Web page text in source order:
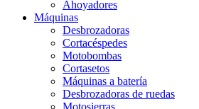
Ahoyadores
Máquinas
Desbrozadoras
Cortacéspedes
Motobombas
Cortasetos
Máquinas a batería
Desbrozadoras de ruedas
Motosierras